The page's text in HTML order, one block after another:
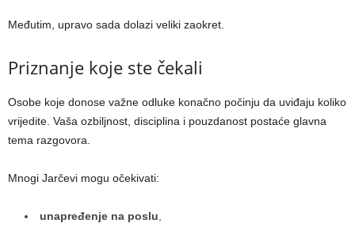
Međutim, upravo sada dolazi veliki zaokret.
Priznanje koje ste čekali
Osobe koje donose važne odluke konačno počinju da uviđaju koliko
vrijedite. Vaša ozbiljnost, disciplina i pouzdanost postaće glavna
tema razgovora.
Mnogi Jarčevi mogu očekivati:
unapređenje na poslu